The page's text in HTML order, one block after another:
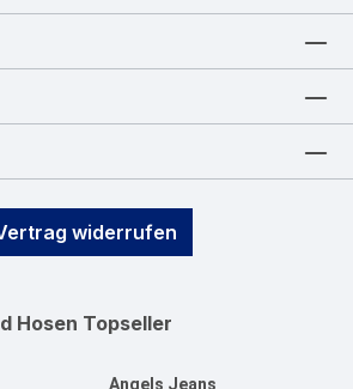
widerrufen
Hosen Topseller
Angels Jeans